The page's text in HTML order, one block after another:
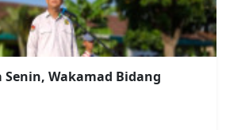
Senin, Wakamad Bidang